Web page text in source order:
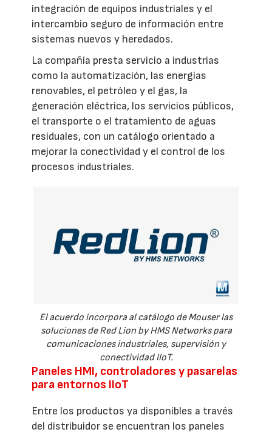
integración de equipos industriales y el
intercambio seguro de información entre
sistemas nuevos y heredados.
La compañía presta servicio a industrias
como la automatización, las energías
renovables, el petróleo y el gas, la
generación eléctrica, los servicios públicos,
el transporte o el tratamiento de aguas
residuales, con un catálogo orientado a
mejorar la conectividad y el control de los
procesos industriales.
El acuerdo incorpora al catálogo de Mouser las
soluciones de Red Lion by HMS Networks para
comunicaciones industriales, supervisión y
conectividad IIoT.
Paneles HMI, controladores y pasarelas
para entornos IIoT
Entre los productos ya disponibles a través
del distribuidor se encuentran los paneles